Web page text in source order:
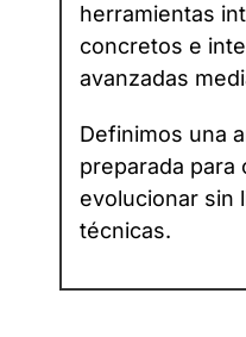
herramientas
concretos e
avanzadas
Definimos una
preparada para
evolucionar sin
técnicas.